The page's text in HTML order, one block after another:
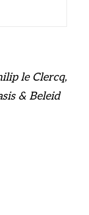
le Clercq,
& Beleid